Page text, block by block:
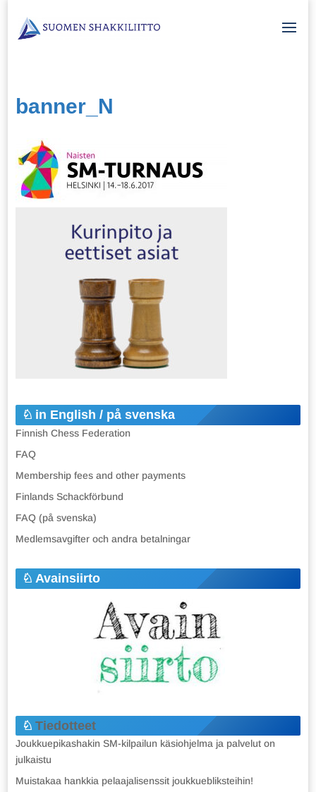
banner_N
in English / på svenska
Finnish Chess Federation
FAQ
Membership fees and other payments
Finlands Schackförbund
FAQ (på svenska)
Medlemsavgifter och andra betalningar
Avainsiirto
Tiedotteet
Joukkuepikashakin SM-kilpailun käsiohjelma ja palvelut on
julkaistu
Muistakaa hankkia pelaajalisenssit joukkuebliksteihin!